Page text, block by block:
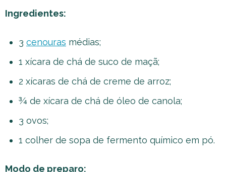
Ingredientes:
3 cenouras médias;
1 xícara de chá de suco de maçã;
2 xícaras de chá de creme de arroz;
¾ de xícara de chá de óleo de canola;
3 ovos;
1 colher de sopa de fermento químico em pó.
Modo de preparo: